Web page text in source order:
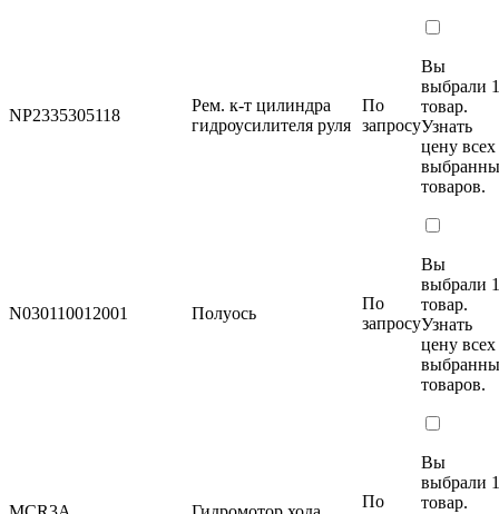
NP2335305118
Рем. к-т цилиндра
гидроусилителя руля
По
запросу
Вы
выбрали 1
товар.
Узнать
цену всех
товаров.
N030110012001 Полуось
По
запросу
Вы
выбрали 1
товар.
Узнать
цену всех
товаров.
По
Вы
выбрали 1
товар.